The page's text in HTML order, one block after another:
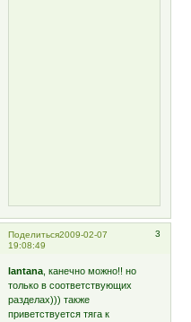
Поделиться 3
2009-02-07
19:08:49
lantana, канечно можно!! но
только в соответствующих
разделах))) также
приветствуется тяга к